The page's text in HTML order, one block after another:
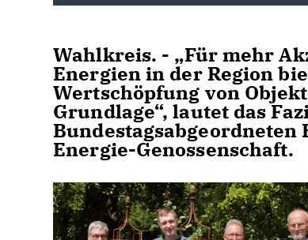
Wahlkreis. - „Für mehr
Energien in der Region
Wertschöpfung von
Grundlage“, lautet das
Energie-Genossenschaft.